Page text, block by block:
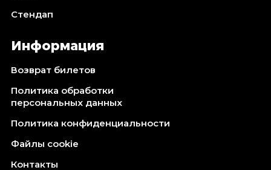
Стендап
Информация
Возврат билетов
Политика обработки
персональных данных
Политика конфиденциальности
Файлы cookie
Контакты